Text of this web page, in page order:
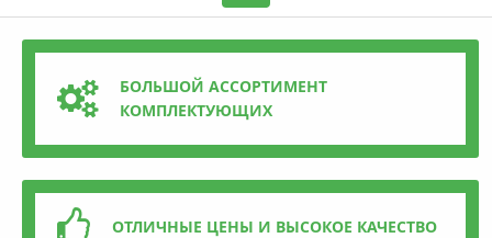
БОЛЬШОЙ АССОРТИМЕНТ
КОМПЛЕКТУЮЩИХ
ОТЛИЧНЫЕ ЦЕНЫ И ВЫСОКОЕ КАЧЕСТВО